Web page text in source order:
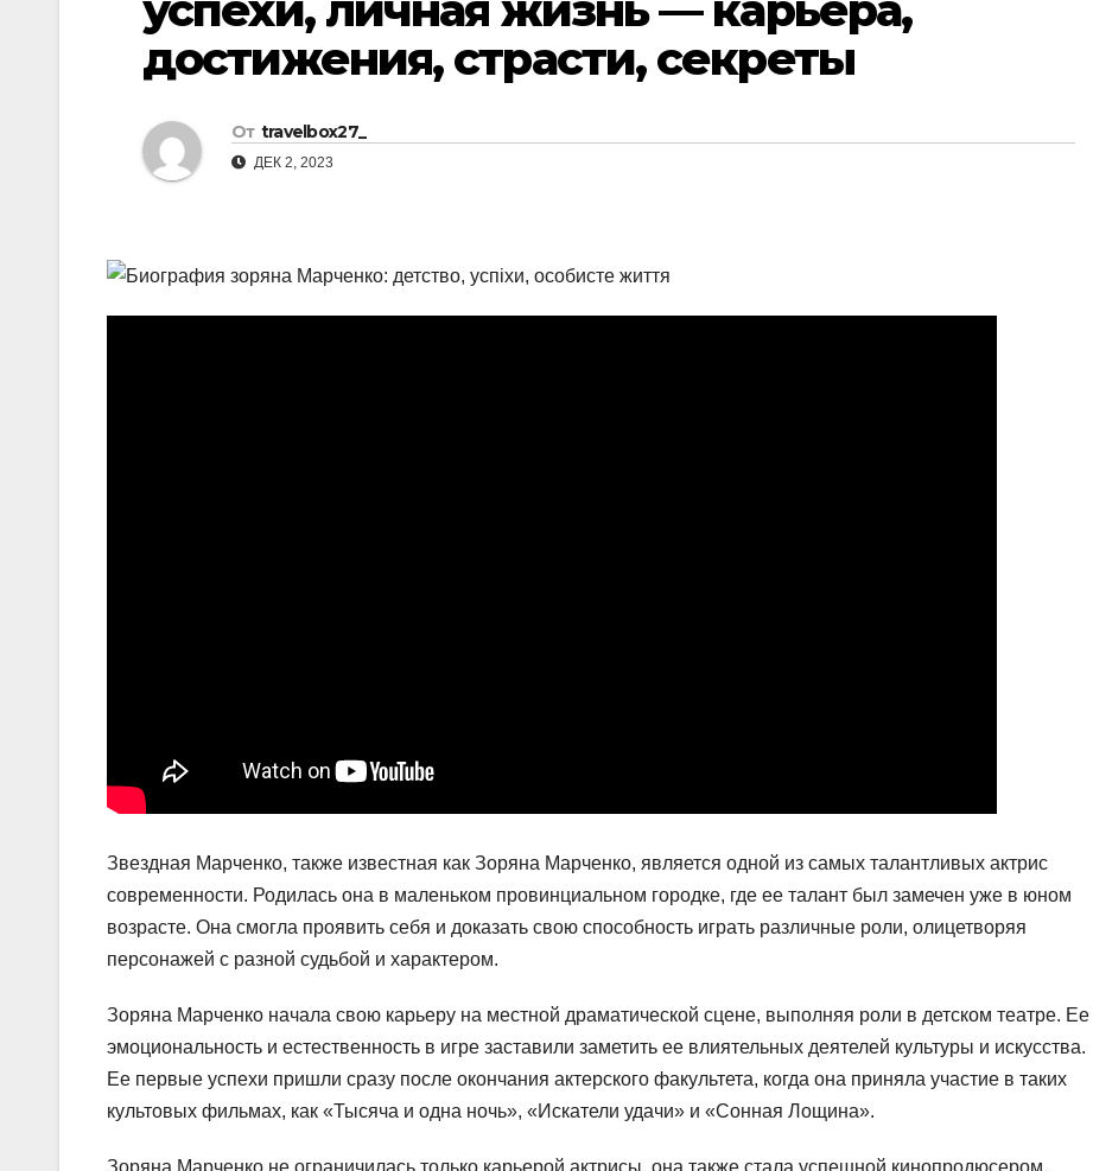
достижения, страсти, секреты
От travelbox27_
ДЕК 2, 2023
Звездная Марченко, также известная как Зоряна Марченко, является одной из самых талантливых актрис
современности. Родилась она в маленьком провинциальном городке, где ее талант был замечен уже в юном
возрасте. Она смогла проявить себя и доказать свою способность играть различные роли, олицетворяя
персонажей с разной судьбой и характером.
Зоряна Марченко начала свою карьеру на местной драматической сцене, выполняя роли в детском театре. Ее
эмоциональность и естественность в игре заставили заметить ее влиятельных деятелей культуры и искусства.
Ее первые успехи пришли сразу после окончания актерского факультета, когда она приняла участие в таких
культовых фильмах, как «Тысяча и одна ночь», «Искатели удачи» и «Сонная Лощина».
Зоряна Марченко не ограничилась только карьерой актрисы, она также стала успешной кинопродюсером,